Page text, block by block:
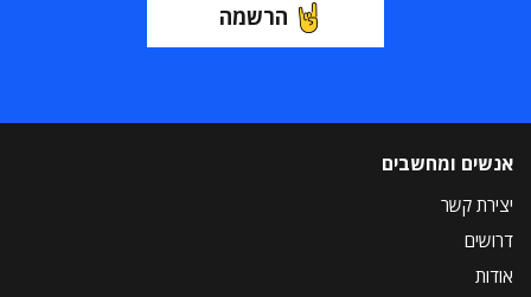
הרשמה
אנשים ומחשבים
יצירת קשר
דרושים
אודות